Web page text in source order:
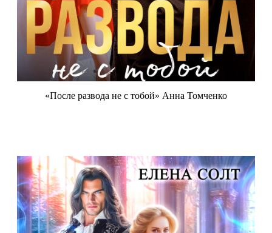
«После развода не с тобой» Анна Томченко